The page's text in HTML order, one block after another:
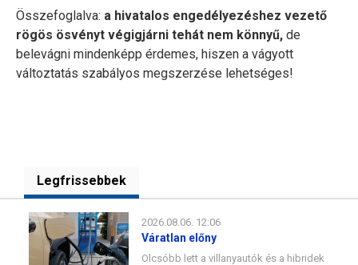
Összefoglalva: a hivatalos engedélyezéshez vezető
rögös ösvényt végigjárni tehát nem könnyű, de
belevágni mindenképp érdemes, hiszen a vágyott
változtatás szabályos megszerzése lehetséges!
Legfrissebbek
2026.08.06. 12:06
Váratlan előny
Olcsóbb lett a villanyautók és a hibridek